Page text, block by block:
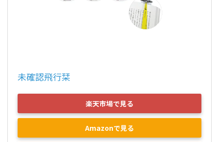
未確認飛行栞
楽天市場で見る
Amazonで見る